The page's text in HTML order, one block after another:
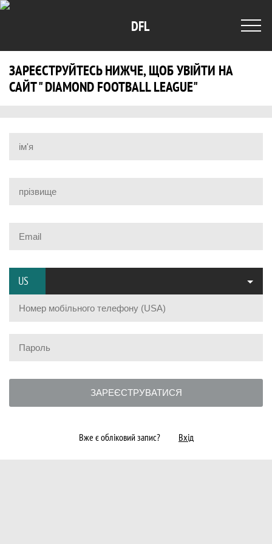
DFL
ЗАРЕЄСТРУЙТЕСЬ НИЖЧЕ, ЩОБ УВІЙТИ НА
САЙТ " DIAMOND FOOTBALL LEAGUE"
US
ЗАРЕЄСТРУВАТИСЯ
Вже є обліковий запис? Вхід